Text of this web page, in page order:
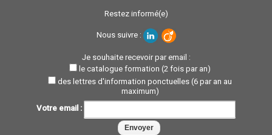
Restez informé(e)
Nous suivre :
Je souhaite recevoir par email :
le catalogue formation (2 fois par an)
des lettres d'information ponctuelles (6 par an au
maximum)
Votre email :